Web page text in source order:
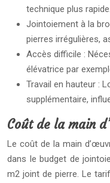
technique plus rapide.
Jointoiement à la
pierres irrégulières,
Accès difficile :
élévatrice par
Travail en hauteur :
supplémentaire,
Coût de la main
Le coût de la main
dans le budget de
m2 joint de pierre. Le